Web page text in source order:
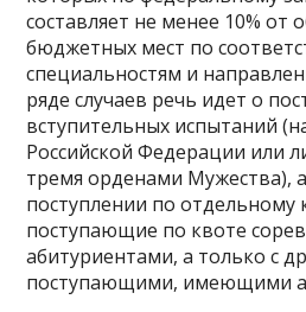
составляет не менее 10%
бюджетных мест по
специальностям и
ряде случаев речь идет о
вступительных испытаний
Российской Федерации или
тремя орденами Мужества),
поступлении по отдельному
поступающие по квоте
абитуриентами, а только с
поступающими, имеющими